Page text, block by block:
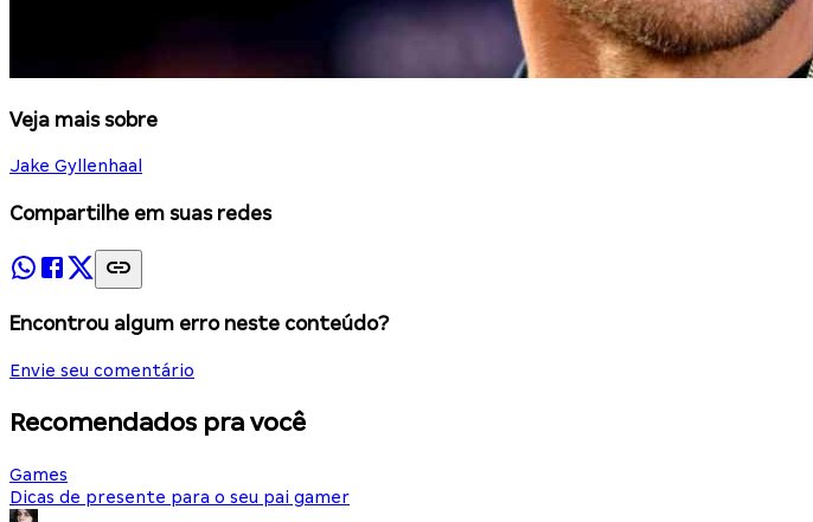
Veja mais sobre
Jake Gyllenhaal
Compartilhe em suas redes
Encontrou algum erro neste conteúdo?
Envie seu comentário
Recomendados pra você
Games
Dicas de presente para o seu pai gamer